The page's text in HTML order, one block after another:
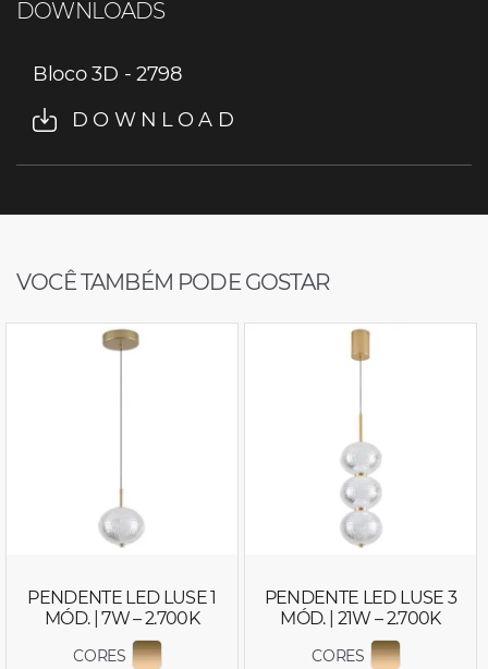
DOWNLOADS
Bloco 3D - 2798
DOWNLOAD
VOCÊ TAMBÉM PODE GOSTAR
PENDENTE LED LUSE 1
MÓD. | 7W – 2.700K
CORES EXIBIR COR 2794
PENDENTE LED LUSE 3
MÓD. | 21W – 2.700K
CORES EXIBIR